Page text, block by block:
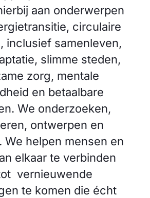
aan onderwerpen
circulaire
inclusief samenleven,
slimme steden,
zorg, mentale
en betaalbare
We onderzoeken,
ontwerpen en
We helpen mensen en
elkaar te verbinden
vernieuwende
te komen die écht